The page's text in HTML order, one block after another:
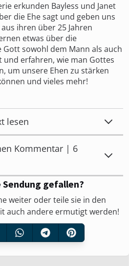
erkunden Bayless und Janet
die Ehe sagt und geben uns
ihren über 25 Jahren
etwas über die
Gott sowohl dem Mann als auch
und erfahren, wie man Gottes
um unsere Ehen zu stärken
und vieles mehr!
lesen
Kommentar | 6
Sendung gefallen?
weiter oder teile sie in den
auch andere ermutigt werden!